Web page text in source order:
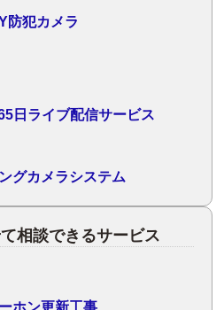
防犯カメラ
日ライブ配信サービス
グカメラシステム
相談できるサービス
ホン更新工事